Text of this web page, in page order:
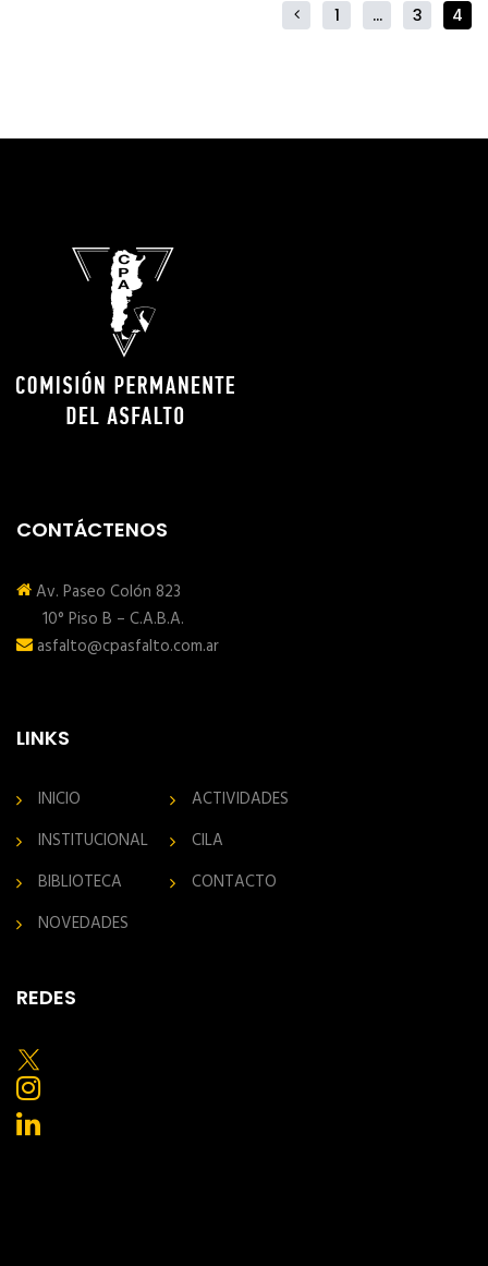
1 … 3 4
CONTÁCTENOS
Av. Paseo Colón 823
10° Piso B – C.A.B.A.
asfalto@cpasfalto.com.ar
LINKS
INICIO
INSTITUCIONAL
BIBLIOTECA
NOVEDADES
ACTIVIDADES
CILA
CONTACTO
REDES